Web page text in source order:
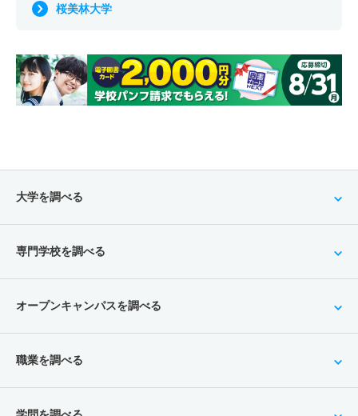
桜美林大学
大学を調べる
専門学校を調べる
オープンキャンパスを調べる
職業を調べる